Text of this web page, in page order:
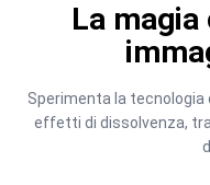
La
Sperimenta la tecnologia
effetti di dissolvenza,